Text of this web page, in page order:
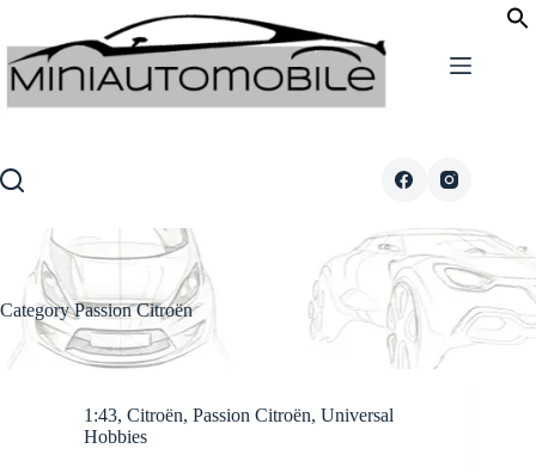
content
CategoryPassion Citroën
1:43, Citroën, Passion Citroën, Universal
Hobbies